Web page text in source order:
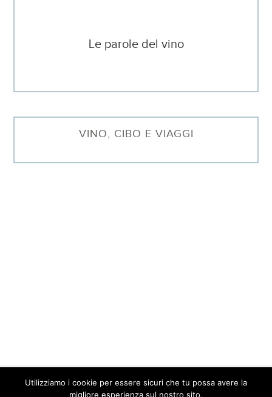
Le parole del vino
VINO, CIBO E VIAGGI
© 2026 Barbara Sgarzi · P.IVA. 01577640095 ·Contatti·Privacy
Utilizziamo i cookie per essere sicuri che tu possa avere la
migliore esperienza sul nostro sito.